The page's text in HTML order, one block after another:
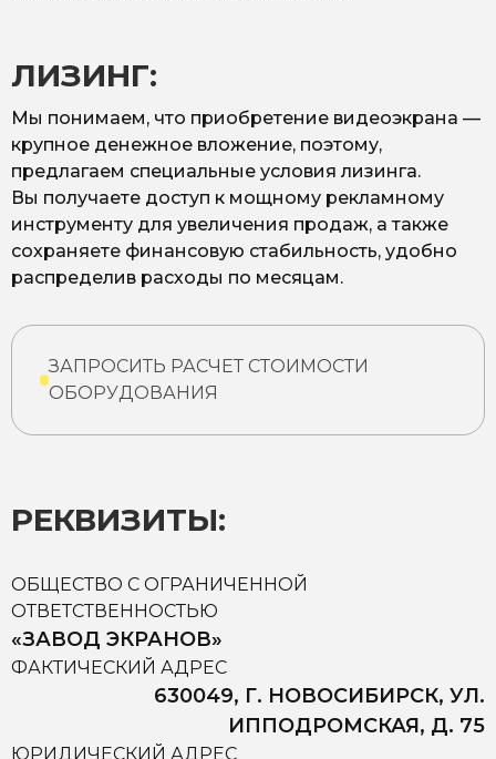
ЛИЗИНГ:
Мы понимаем, что приобретение видеоэкрана —
крупное денежное вложение, поэтому,
предлагаем специальные условия лизинга.
Вы получаете доступ к мощному рекламному
инструменту для увеличения продаж, а также
сохраняете финансовую стабильность, удобно
распределив расходы по месяцам.
ЗАПРОСИТЬ РАСЧЕТ СТОИМОСТИ
ОБОРУДОВАНИЯ
РЕКВИЗИТЫ:
ОБЩЕСТВО С ОГРАНИЧЕННОЙ
ОТВЕТСТВЕННОСТЬЮ
«ЗАВОД ЭКРАНОВ»
ФАКТИЧЕСКИЙ АДРЕС
630049, Г. НОВОСИБИРСК, УЛ.
ИППОДРОМСКАЯ, Д. 75
ЮРИДИЧЕСКИЙ АДРЕС